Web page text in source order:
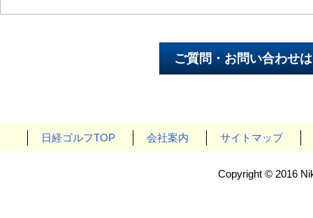
日経ゴルフTOP 会社案内 サイトマップ
Copyright © 2016